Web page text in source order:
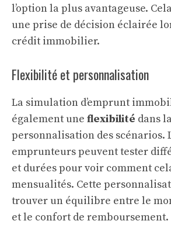
l’option la plus avantageuse.
une prise de décision éclairée
crédit immobilier.
Flexibilité et personnalisation
La simulation d’emprunt
également une flexibilité dans
personnalisation des scénarios.
emprunteurs peuvent tester
et durées pour voir comment
mensualités. Cette
trouver un équilibre entre le
et le confort de remboursement.